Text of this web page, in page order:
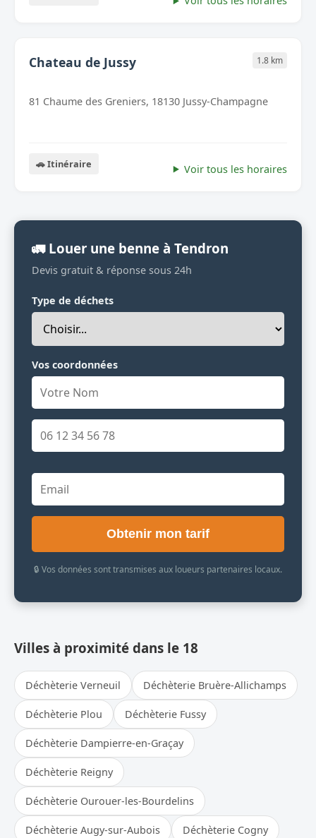
Chateau de Jussy 1.8 km
81 Chaume des Greniers, 18130 Jussy-Champagne
🚗 Itinéraire Voir tous les horaires
🚛 Louer une benne à Tendron
Devis gratuit & réponse sous 24h
Type de déchets
Vos coordonnées
Obtenir mon tarif
🔒 Vos données sont transmises aux loueurs partenaires locaux.
Villes à proximité dans le 18
Déchèterie Verneuil Déchèterie Bruère-Allichamps
Déchèterie Plou Déchèterie Fussy
Déchèterie Dampierre-en-Graçay
Déchèterie Reigny
Déchèterie Ourouer-les-Bourdelins
Déchèterie Augy-sur-Aubois Déchèterie Cogny